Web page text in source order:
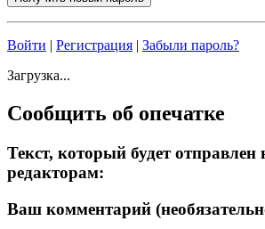
Войти | Регистрация | Забыли пароль?
Загрузка...
Сообщить об опечатке
Текст, который будет
редакторам:
Ваш комментарий